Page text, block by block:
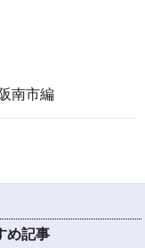
南市編
め記事